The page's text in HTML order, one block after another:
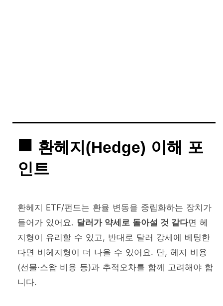
환헤지(Hedge) 이해 포
인트
환헤지 ETF/펀드는 환율 변동을 중립화하는 장치가
들어가 있어요. 달러가 약세로 돌아설 것 같다면 헤
지형이 유리할 수 있고, 반대로 달러 강세에 베팅한
다면 비헤지형이 더 나을 수 있어요. 단, 헤지 비용
(선물·스왑 비용 등)과 추적오차를 함께 고려해야 합
니다.